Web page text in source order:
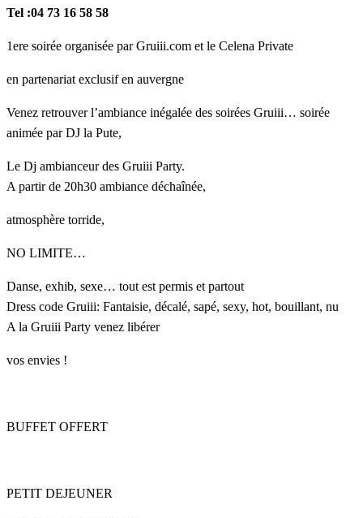
Tel :04 73 16 58 58
1ere soirée organisée par Gruiii.com et le Celena Private
en partenariat exclusif en auvergne
Venez retrouver l’ambiance inégalée des soirées Gruiii… soirée
animée par DJ la Pute,
Le Dj ambianceur des Gruiii Party.
A partir de 20h30 ambiance déchaînée,
atmosphère torride,
NO LIMITE…
Danse, exhib, sexe… tout est permis et partout
Dress code Gruiii: Fantaisie, décalé, sapé, sexy, hot, bouillant, nu
A la Gruiii Party venez libérer
vos envies !
BUFFET OFFERT
PETIT DEJEUNER